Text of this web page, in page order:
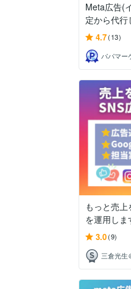
Meta広告(
定から代行
4.7(13)
パパマー
もっと売
を運用しま
3.0(9)